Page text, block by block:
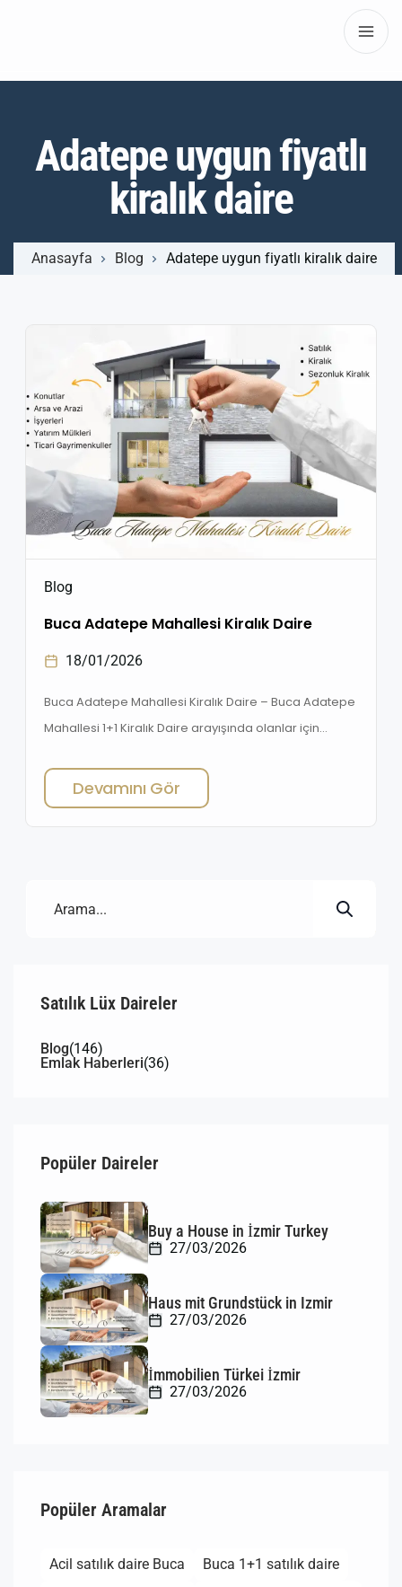
Adatepe uygun fiyatlı
kiralık daire
Anasayfa Blog Adatepe uygun fiyatlı kiralık daire
Blog
Buca Adatepe Mahallesi Kiralık Daire
18/01/2026
Buca Adatepe Mahallesi Kiralık Daire – Buca Adatepe
Mahallesi 1+1 Kiralık Daire arayışında olanlar için
kiralanan bölgeleri arasında yer alır. İzmir’in yükselen
ilçesi Buca sınırları içinde bulunan Adatepe Mahallesi;
merkezi konumu, ulaşım kolaylığı ve yaşam kalitesiyle
Devamını Gör
Satılık Lüx Daireler
Blog(146)
Emlak Haberleri(36)
Popüler Daireler
Buy a House in İzmir Turkey
27/03/2026
Haus mit Grundstück in Izmir
27/03/2026
İmmobilien Türkei İzmir
27/03/2026
Popüler Aramalar
Acil satılık daire Buca
Buca 1+1 satılık daire